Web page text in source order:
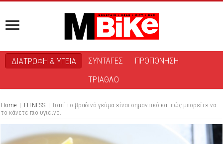
ΔΙΑΤΡΟΦΗ & ΥΓΕΙΑ ΣΥΝΤΑΓΕΣ
ΠΡΟΠΟΝΗΣΗ
ΤΡΙΑΘΛΟ
Home | FITNESS | Γιατί το βραδινό γεύμα είναι σημαντικό και πώς μπορείτε να
το κάνετε πιο υγιεινό.